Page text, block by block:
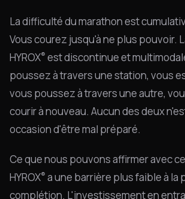
La difficulté du marathon est
Vous courez jusqu'à ne plus pouvoir.
HYROX® est discontinue et
poussez à travers une station, vous
vous poussez à travers une autre,
courir à nouveau. Aucun des deux
occasion d'être mal préparé.
Ce que nous pouvons affirmer avec
HYROX® a une barrière plus faible à la
complétion. L'investissement en